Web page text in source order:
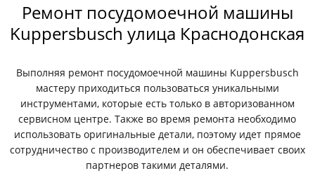
Ремонт посудомоечной машины
Kuppersbusch улица Краснодонская
Выполняя ремонт посудомоечной машины Kuppersbusch
мастеру приходиться пользоваться уникальными
инструментами, которые есть только в авторизованном
сервисном центре. Также во время ремонта необходимо
использовать оригинальные детали, поэтому идет прямое
сотрудничество с производителем и он обеспечивает своих
партнеров такими деталями.